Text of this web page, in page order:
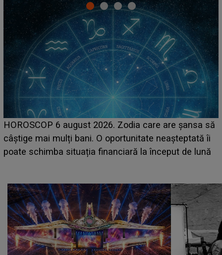
LINE-UP UNTOLD ONE, prima zi. Cine sunt artiștii
care deschid festivalul și de la ce ore au loc cele mai
așteptate concerte pe scena principală?